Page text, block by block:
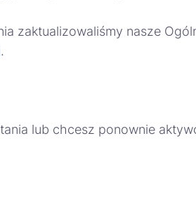
zaktualizowaliśmy nasze
.
lub chcesz ponownie